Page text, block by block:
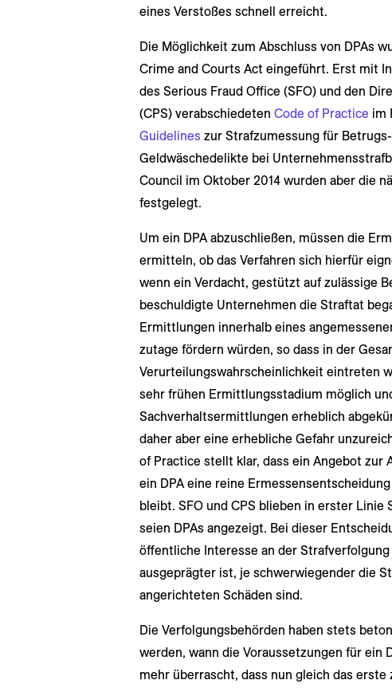
eines Verstoßes schnell erreicht.
Die Möglichkeit zum Abschluss von DPAs
Crime and Courts Act eingeführt. Erst mit
des Serious Fraud Office (SFO) und den
(CPS) verabschiedeten Code of Practice im
Guidelines zur Strafzumessung für
Geldwäschedelikte bei
Council im Oktober 2014 wurden aber die
festgelegt.
Um ein DPA abzuschließen, müssen die
ermitteln, ob das Verfahren sich hierfür
wenn ein Verdacht, gestützt auf zulässige
beschuldigte Unternehmen die Straftat
Ermittlungen innerhalb eines
zutage fördern würden, so dass in der
Verurteilungswahrscheinlichkeit eintreten
sehr frühen Ermittlungsstadium möglich
Sachverhaltsermittlungen erheblich
daher aber eine erhebliche Gefahr
of Practice stellt klar, dass ein Angebot zur
ein DPA eine reine
bleibt. SFO und CPS blieben in erster
seien DPAs angezeigt. Bei dieser
öffentliche Interesse an der
ausgeprägter ist, je schwerwiegender die
angerichteten Schäden sind.
Die Verfolgungsbehörden haben stets
werden, wann die Voraussetzungen für ein
mehr überrascht, dass nun gleich das